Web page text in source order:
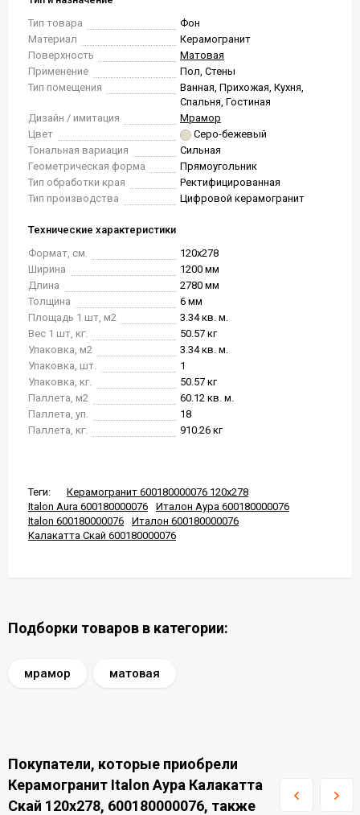
Тип товара
Фон
Материал
Керамогранит
Поверхность
Матовая
Применение
Пол, Стены
Тип помещения
Ванная, Прихожая, Кухня,
Спальня, Гостиная
Дизайн / имитация
Мрамор
Цвет
Серо-бежевый
Тональная вариация
Сильная
Геометрическая форма
Прямоугольник
Тип обработки края
Ректифицированная
Тип производства
Цифровой керамогранит
Технические характеристики
Формат, см.
120x278
Ширина
1200 мм
Длина
2780 мм
Толщина
6 мм
Площадь 1 шт, м2
3.34 кв. м.
Вес 1 шт, кг.
50.57 кг
Упаковка, м2
3.34 кв. м.
Упаковка, шт.
1
Упаковка, кг.
50.57 кг
Паллета, м2
60.12 кв. м.
Паллета, уп.
18
Паллета, кг.
910.26 кг
Теги:
Керамогранит 600180000076 120x278
Italon Aura 600180000076
Италон Аура 600180000076
Italon 600180000076
Италон 600180000076
Калакатта Скай 600180000076
Подборки товаров в категории:
мрамор матовая
Покупатели, которые приобрели
Керамогранит Italon Аура Калакатта
Скай 120x278, 600180000076, также